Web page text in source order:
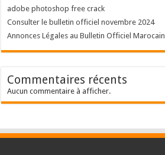
adobe photoshop free crack
Consulter le bulletin officiel novembre 2024
Annonces Légales au Bulletin Officiel Marocain
Commentaires récents
Aucun commentaire à afficher.